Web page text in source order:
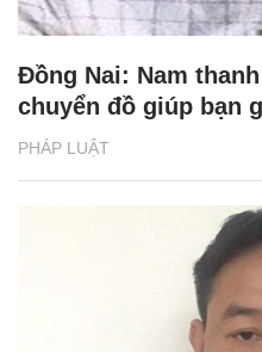
PHÁP LUẬT
Đồng Nai: Nam
chuyển đồ giúp bạn